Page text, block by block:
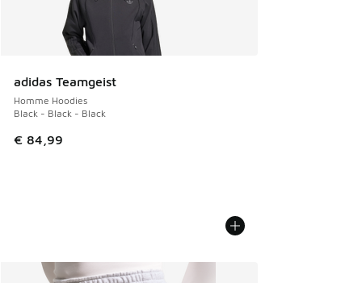
adidas Teamgeist
Homme Hoodies
Black - Black - Black
€ 84,99